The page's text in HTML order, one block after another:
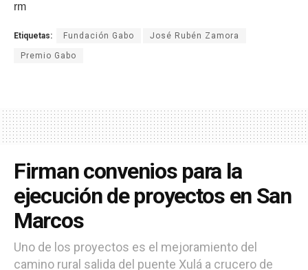
rm
Etiquetas: Fundación Gabo José Rubén Zamora
Premio Gabo
Firman convenios para la
ejecución de proyectos en San
Marcos
Uno de los proyectos es el mejoramiento del
camino rural salida del puente Xulá a crucero de